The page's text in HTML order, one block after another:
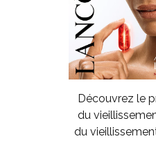
Découvrez le
du
du